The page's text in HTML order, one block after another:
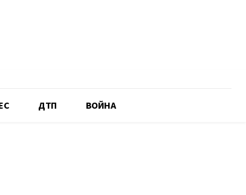
ДТП ВОЙНА